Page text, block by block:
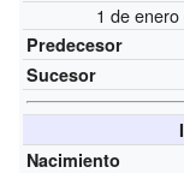
1 de
Predecesor
Sucesor
Nacimiento